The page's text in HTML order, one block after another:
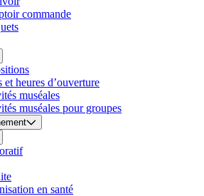
commande
et heures d’ouverture
muséales
muséales pour groupes
en santé